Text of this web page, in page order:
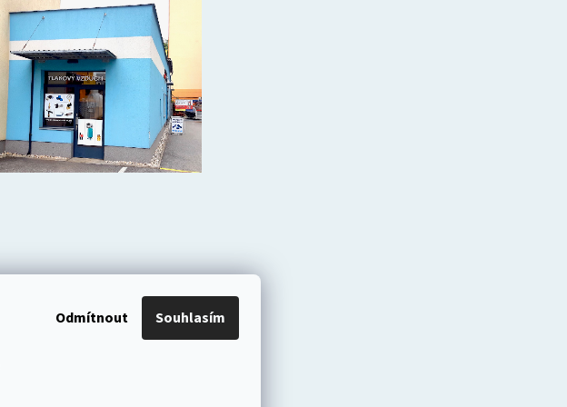
Odmítnout Souhlasím
k
y
v
ý
p
u